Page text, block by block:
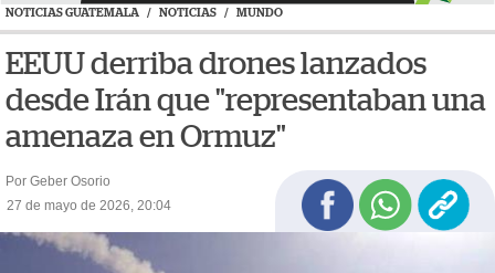
NOTICIAS GUATEMALA / NOTICIAS / MUNDO
EEUU derriba drones lanzados
desde Irán que "representaban una
amenaza en Ormuz"
Por Geber Osorio
27 de mayo de 2026, 20:04